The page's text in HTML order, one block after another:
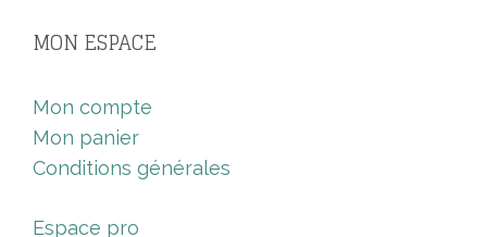
MON ESPACE
Mon compte
Mon panier
Conditions générales
Espace pro